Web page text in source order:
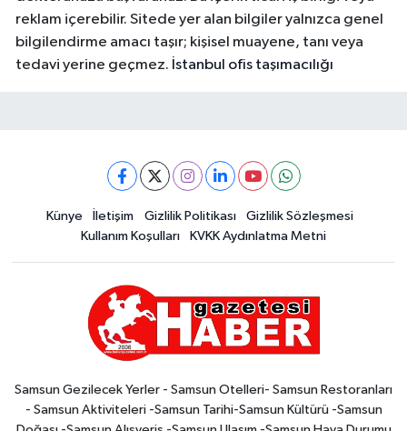
reklam içerebilir. Sitede yer alan bilgiler yalnızca genel
bilgilendirme amacı taşır; kişisel muayene, tanı veya
tedavi yerine geçmez. İstanbul ofis taşımacılığı
Künye İletişim Gizlilik Politikası
Gizlilik Sözleşmesi
Kullanım Koşulları
KVKK Aydınlatma Metni
Samsun Gezilecek Yerler - Samsun Otelleri- Samsun Restoranları
- Samsun Aktiviteleri -Samsun Tarihi-Samsun Kültürü -Samsun